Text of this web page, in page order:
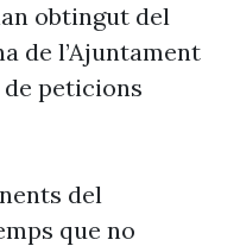
obtingut del
de l’Ajuntament
de peticions
del
que no